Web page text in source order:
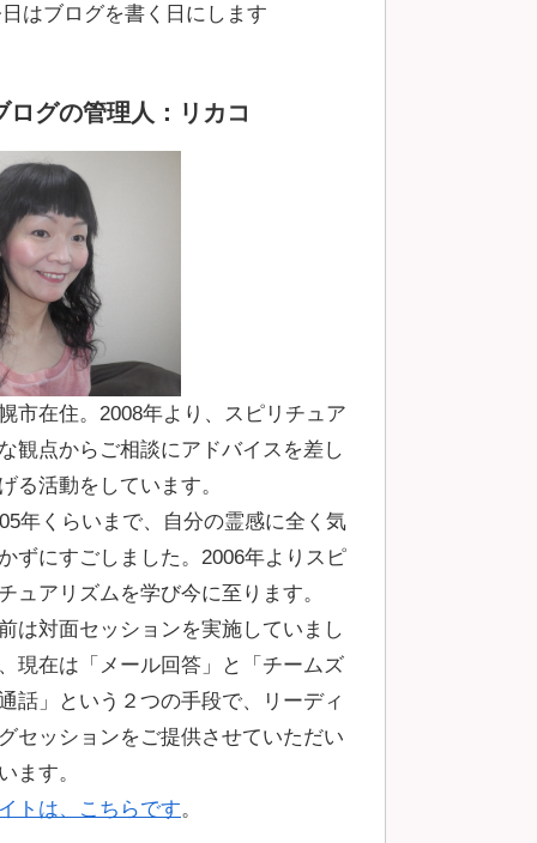
はブログを書く日にします
ログの管理人：リカコ
市在住。2008年より、スピリチュア
観点からご相談にアドバイスを差し
る活動をしています。
年くらいまで、自分の霊感に全く気
ずにすごしました。2006年よりスピ
ュアリズムを学び今に至ります。
は対面セッションを実施していまし
現在は「メール回答」と「チームズ
話」という２つの手段で、リーディ
セッションをご提供させていただい
ます。
トは、こちらです。